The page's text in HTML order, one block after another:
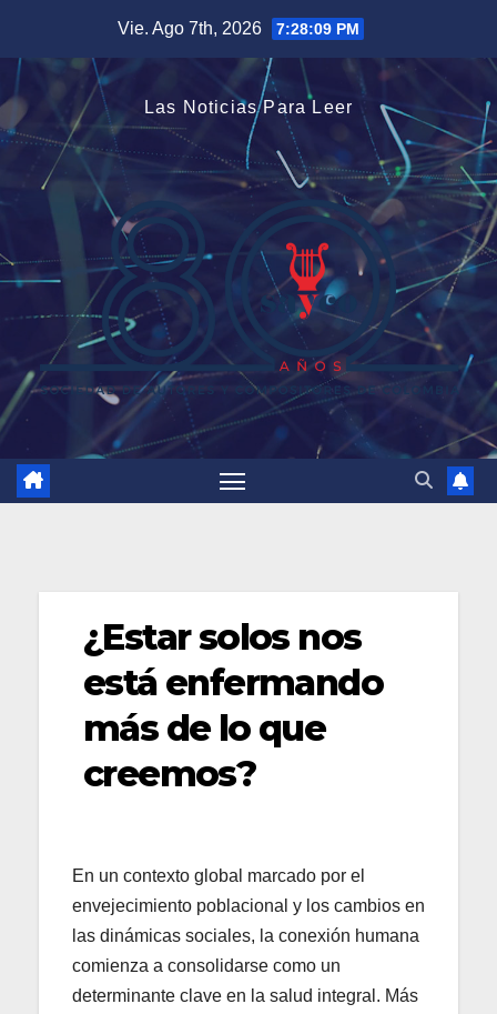
contenido
Vie. Ago 7th, 2026 7:28:10 PM
Las Noticias Para Leer
¿Estar solos nos
está enfermando
más de lo que
creemos?
En un contexto global marcado por el
envejecimiento poblacional y los cambios en
las dinámicas sociales, la conexión humana
comienza a consolidarse como un
determinante clave en la salud integral. Más